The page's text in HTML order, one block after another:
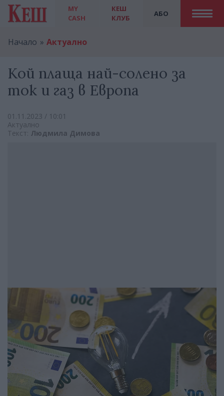
MY
CASH
АБО
КЕШ
КЛУБ
Начало Актуално
Кой плаща най-солено за
ток и газ в Европа
01.11.2023 / 10:01
Актуално
Текст: Людмила Димова